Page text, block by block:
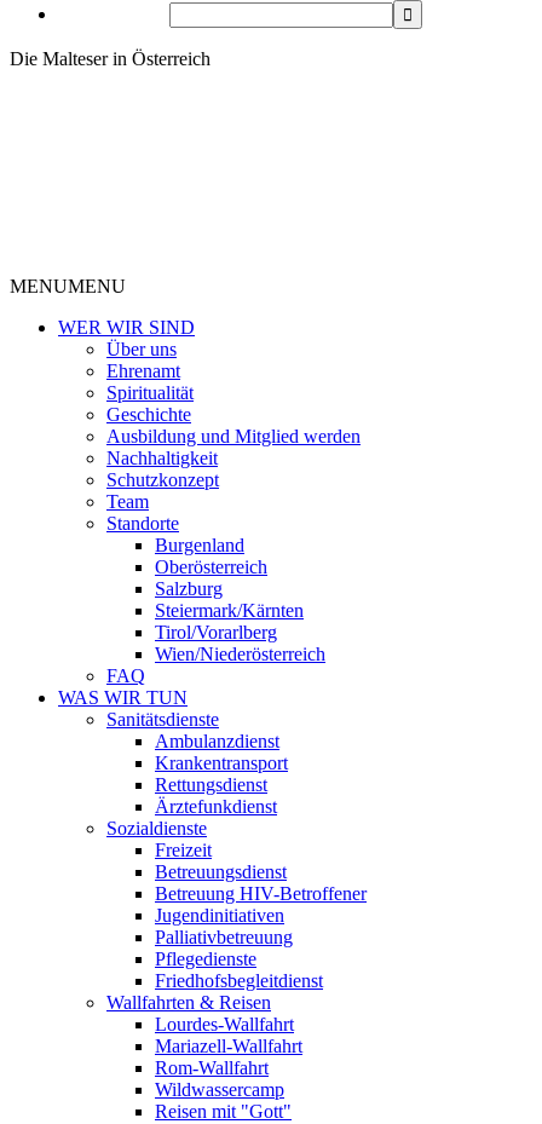
Die Malteser in Österreich
MENUMENU
WER WIR SIND
Über uns
Ehrenamt
Spiritualität
Geschichte
Ausbildung und Mitglied werden
Nachhaltigkeit
Schutzkonzept
Team
Standorte
Burgenland
Oberösterreich
Salzburg
Steiermark/Kärnten
Tirol/Vorarlberg
Wien/Niederösterreich
FAQ
WAS WIR TUN
Sanitätsdienste
Ambulanzdienst
Krankentransport
Rettungsdienst
Ärztefunkdienst
Sozialdienste
Freizeit
Betreuungsdienst
Betreuung HIV-Betroffener
Jugendinitiativen
Palliativbetreuung
Pflegedienste
Friedhofsbegleitdienst
Wallfahrten & Reisen
Lourdes-Wallfahrt
Mariazell-Wallfahrt
Rom-Wallfahrt
Wildwassercamp
Reisen mit "Gott"